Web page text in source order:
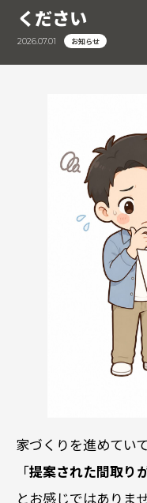
ください
2026.07.01 お知らせ
家づくりを進めていて
「提案された間取り
とお感じではありま